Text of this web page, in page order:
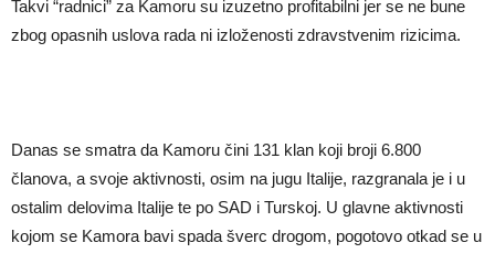
Takvi “radnici” za Kamoru su izuzetno profitabilni jer se ne bune
zbog opasnih uslova rada ni izloženosti zdravstvenim rizicima.
Danas se smatra da Kamoru čini 131 klan koji broji 6.800
članova, a svoje aktivnosti, osim na jugu Italije, razgranala je i u
ostalim delovima Italije te po SAD i Turskoj. U glavne aktivnosti
kojom se Kamora bavi spada šverc drogom, pogotovo otkad se u